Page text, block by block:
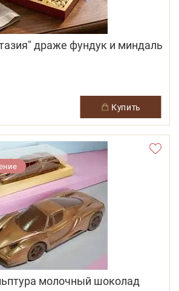
драже фундук и миндаль
купить
молочный шоколад